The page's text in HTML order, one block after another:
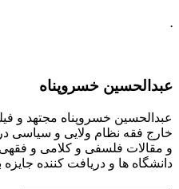
.
عبدالحسین خسروپناه
عبدالحسین خسروپناه مجتهد و
خارج فقه نظام ولایی و سیاسی
و مقالات فلسفی و کلامی و
دانشگاه ها و دریافت کننده